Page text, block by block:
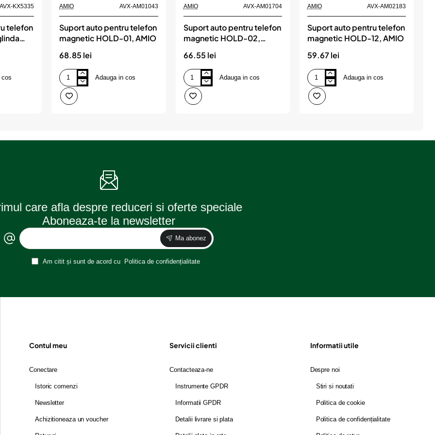
AVX-KX5335
telefon
cos
AMIO AVX-AM01043
Suport auto pentru telefon
magnetic HOLD-01, AMIO
68.85 lei
Suport
auto
pentru
telefon
Adauga in cos
AMIO AVX-AM01704
Suport auto pentru telefon
magnetic HOLD-02,
66.55 lei
Suport
auto
pentru
telefon
Adauga in cos
AMIO AVX-AM02183
Suport auto pentru telefon
magnetic HOLD-12, AMIO
59.67 lei
Suport
auto
pentru
telefon
Adauga in cos
care afla despre reduceri si oferte speciale
Aboneaza-te la newsletter
Ma abonez
Am citit și sunt de acord cu Politica de confidențialitate
Contul meu
Conectare
Istoric comenzi
Newsletter
Achizitioneaza un voucher
Servicii clienti
Contacteaza-ne
Instrumente GPDR
Informatii GPDR
Detalii livrare si plata
Informatii utile
Despre noi
Stiri si noutati
Politica de cookie
Politica de confidențialitate